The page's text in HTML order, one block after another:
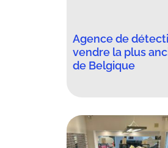
Agence de
vendre la plus
de Belgique